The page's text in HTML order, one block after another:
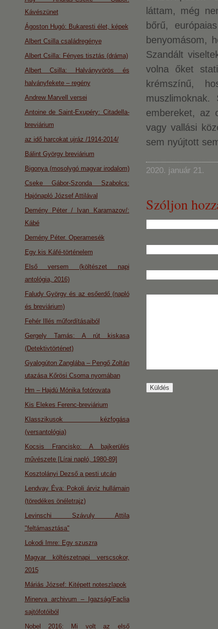
láttam, még
bőrű,
benyomásom,
Szandált
volna őket
krémszínű,
embereket, az
vagy vallási
sem nyújtott
2020. január 21.
Szóljon
Kávészünet
Ágoston Hugó: Bukaresti élet, képek
Albert Csilla családregénye
Albert Csilla: Fényes tisztás (dráma)
Albert Csilla: Halványvörös és
halványfekete – regény
Andrew Marvell versei
Antoine de Saint-Exupéry: Citadella-
breviárium
az idő harcokat ujráz /1914-2014/
Bálint György breviárium
Bigonya (mosolygó magyar irodalom)
Cseke Gábor-Szonda Szabolcs:
Hajónapló József Attilával
Demény Péter / Ivan Karamazov/:
Kábé
Demény Péter. Operamesék
Egy kis Káfé-történelem
Első versem (költészet napi
antológia, 2016)
Faludy György és az esőerdő (napló
és breviárium)
Fehér Illés műfordításaiból
Gergely Tamás: A rút kiskasa
(Detektivtörténet)
Gyalogúton Zanglába – Pengő Zoltán
utazása Kőrösi Csoma nyomában
Hm – Hajdú Mónika fotórovata
Kis Elekes Ferenc-breviárium
Klasszikusok kézfogása
(versantológia)
Kocsis Francisko: A bajkerülés
művészete [Lírai napló, 1980-89]
Kosztolányi Dezső a pesti utcán
Lendvay Éva: Pokoli árviz hullámain
(töredékes önéletrajz)
Levinschi Szávuly Attila
"feltámasztása"
Lokodi Imre: Egy szuszra
Magyar költészetnapi verscsokor,
2015
Máriás József: Kitépett noteszlapok
Minerva archivum – Igazság/Faclia
sajtófotóiból
Nobel 2016: Mi volt az első